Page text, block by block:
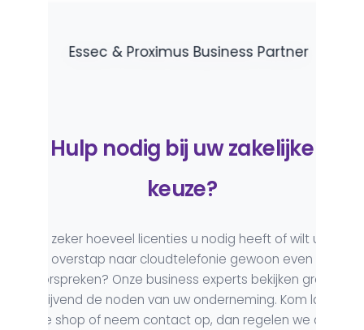
€ 2,00/maand
tegelijk.
Hulp nodig bij uw zakelijke
keuze?
Niet zeker hoeveel licenties u nodig heeft of wilt u de
overstap naar cloudtelefonie gewoon even
doorspreken? Onze business experts bekijken graag
vrijblijvend de noden van uw onderneming. Kom langs
in de shop of neem contact op, dan regelen we alles